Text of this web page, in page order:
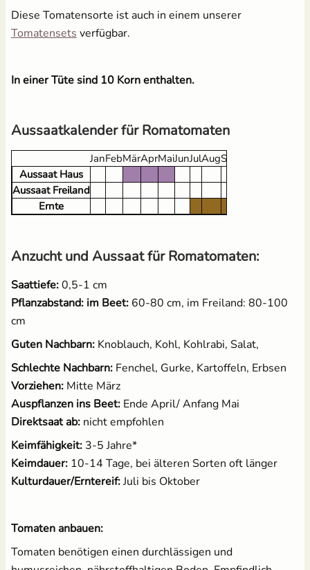
Flüssigdünger 250 ml
3,60 €
Beschriften - Buche
18 Anzuchttöpfe aus
Zellulosefasern
(kompostierbar)
Kokos Quellerde zur
Anzucht (1 Liter)
2,49 €
Diese Tomatensorte ist auch in einem unserer
Tomatensets öffnet in neuem Fenster
verfügbar.
In einer Tüte sind 10 Korn enthalten.
Aussaatkalender für Romatomaten
JanFebMärAprMaiJunJulAugSep
Aussaat Haus
Aussaat Freiland
Ernte
Anzucht und Aussaat für Romatomaten:
Saattiefe:0,5-1 cm
Pflanzabstand: im Beet: 60-80 cm, im Freiland: 80-100
cm
Guten Nachbarn: Knoblauch, Kohl, Kohlrabi, Salat,
Schlechte Nachbarn: Fenchel, Gurke, Kartoffeln, Erbsen
Vorziehen: Mitte März
Auspflanzen ins Beet: Ende April/ Anfang Mai
Direktsaat ab: nicht empfohlen
Keimfähigkeit: 3-5 Jahre*
Keimdauer: 10-14 Tage, bei älteren Sorten oft länger
Kulturdauer/Erntereif:Juli bis Oktober
Tomaten anbauen:
Tomaten benötigen einen durchlässigen und